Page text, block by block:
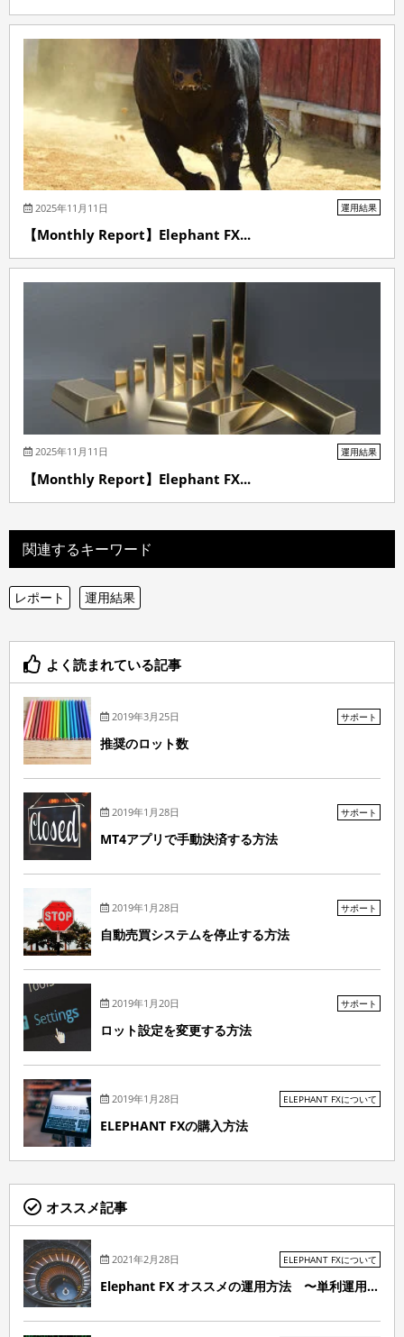
2025年11月11日 運用結果
【Monthly Report】Elephant FX...
2025年11月11日 運用結果
【Monthly Report】Elephant FX...
関連するキーワード
レポート 運用結果
よく読まれている記事
2019年3月25日 サポート
推奨のロット数
2019年1月28日 サポート
MT4アプリで手動決済する方法
2019年1月28日 サポート
自動売買システムを停止する方法
2019年1月20日 サポート
ロット設定を変更する方法
2019年1月28日 ELEPHANT FXについて
ELEPHANT FXの購入方法
オススメ記事
2021年2月28日 ELEPHANT FXについて
Elephant FX オススメの運用方法 〜単利運用...